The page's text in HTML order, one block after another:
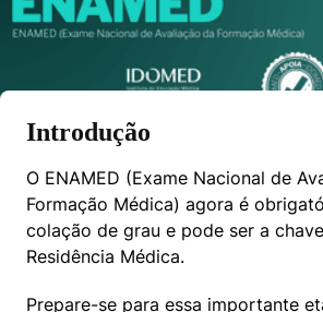
Introdução
O ENAMED (Exame Nacional de
Formação Médica) agora é
colação de grau e pode ser a
Residência Médica.
Prepare-se para essa importante